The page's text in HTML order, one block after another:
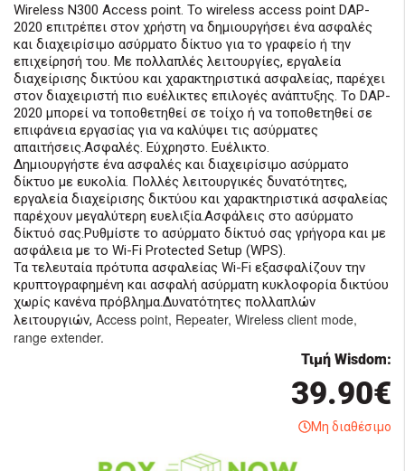
Wireless N300 Access point. Το wireless access point DAP-
2020 επιτρέπει στον χρήστη να δημιουργήσει ένα ασφαλές
και διαχειρίσιμο ασύρματο δίκτυο για το γραφείο ή την
επιχείρησή του. Με πολλαπλές λειτουργίες, εργαλεία
διαχείρισης δικτύου και χαρακτηριστικά ασφαλείας, παρέχει
στον διαχειριστή πιο ευέλικτες επιλογές ανάπτυξης. Το DAP-
2020 μπορεί να τοποθετηθεί σε τοίχο ή να τοποθετηθεί σε
επιφάνεια εργασίας για να καλύψει τις ασύρματες
απαιτήσεις.Ασφαλές. Εύχρηστο. Ευέλικτο.
Δημιουργήστε ένα ασφαλές και διαχειρίσιμο ασύρματο
δίκτυο με ευκολία. Πολλές λειτουργικές δυνατότητες,
εργαλεία διαχείρισης δικτύου και χαρακτηριστικά ασφαλείας
παρέχουν μεγαλύτερη ευελιξία.Ασφάλεις στο ασύρματο
δίκτυό σας.Ρυθμίστε το ασύρματο δίκτυό σας γρήγορα και με
ασφάλεια με το Wi-Fi Protected Setup (WPS).
Τα τελευταία πρότυπα ασφαλείας Wi-Fi εξασφαλίζουν την
κρυπτογραφημένη και ασφαλή ασύρματη κυκλοφορία δικτύου
χωρίς κανένα πρόβλημα.Δυνατότητες πολλαπλών
λειτουργιών, Access point, Repeater, Wireless client mode,
range extender.
Τιμή Wisdom:
39.90€
Μη διαθέσιμο